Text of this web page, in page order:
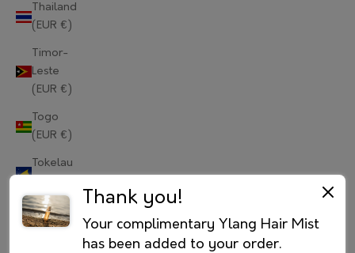
Thailand
(EUR €)
Timor-
Leste
(EUR €)
Togo
(EUR €)
Tokelau
Tonga
(EUR €)
Pitcairn Islands (EUR €)
Poland (EUR €)
Portugal (EUR €)
Qatar (EUR €)
Réunion (EUR €)
Romania (EUR €)
Russia (RUB ₽)
Thank you!
Your complimentary Ylang Hair Mist
has been added to your order.